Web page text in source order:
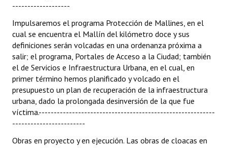
-------------------
Impulsaremos el programa Protección de Mallines, en el
cual se encuentra el Mallín del kilómetro doce y sus
definiciones serán volcadas en una ordenanza próxima a
salir; el programa, Portales de Acceso a la Ciudad; también
el de Servicios e Infraestructura Urbana, en el cual, en
primer término hemos planificado y volcado en el
presupuesto un plan de recuperación de la infraestructura
urbana, dado la prolongada desinversión de la que fue
víctima.----------------------------------------------------------
------------------------
Obras en proyecto y en ejecución. Las obras de cloacas en